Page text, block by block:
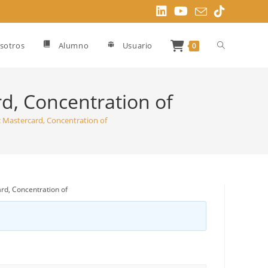
Alumno Usuario 0 Alternar
Concentration of
Mastercard, Concentration of
Concentration of